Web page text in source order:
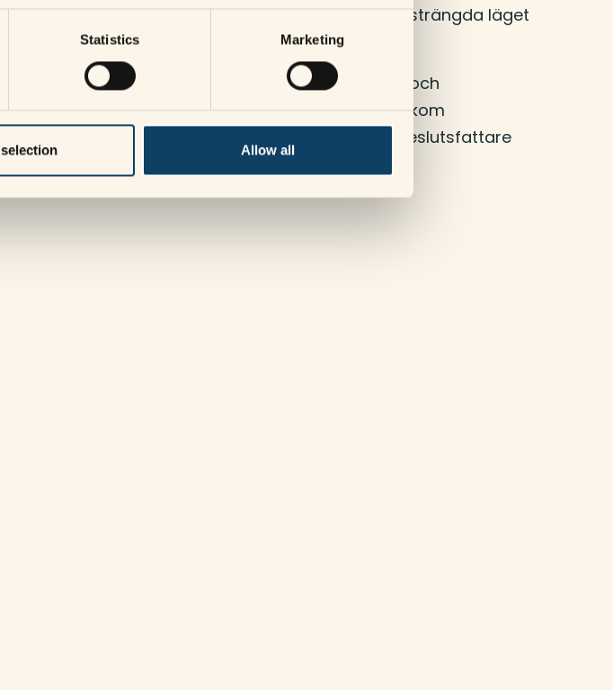
Statistics Marketing
Allow all
mindre framöver. En direkt effekt av det mer ansträngda läget
ger en samlad bild av svenska resenärers vanor och
SNDMO. För de fyrtio destinationer som står bakom
insatser och att dela med näringsliv och beslutsfattare